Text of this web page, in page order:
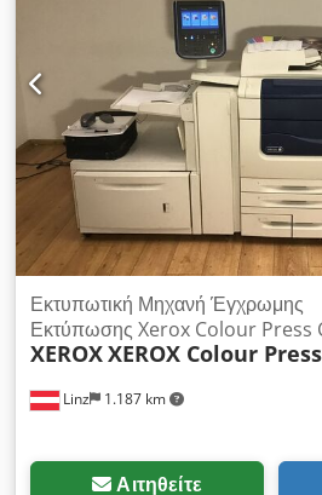
Linz 1.187 km
Εκτυπωτική Μηχανή Έγχρωμης
Εκτύπωσης Xerox Colour Press
XEROXXEROX Colour
Αιτηθείτε